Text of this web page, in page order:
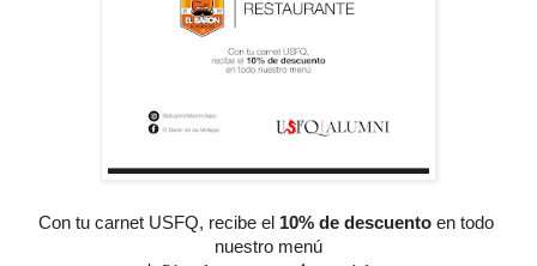
Con tu carnet USFQ, recibe el 10% de descuento en todo
nuestro menú